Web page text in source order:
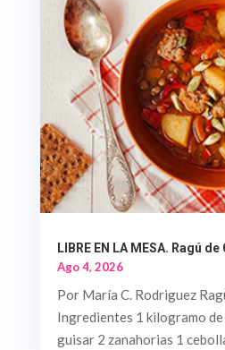
LIBRE EN LA MESA. Ragú
Ago 4, 2026
Por María C. Rodriguez
Ingredientes 1 kilogramo
guisar 2 zanahorias 1 cebolla